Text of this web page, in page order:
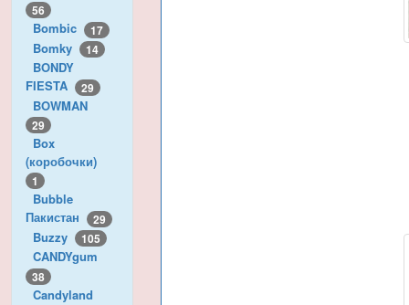
56
Bombic 17
Bomky 14
BONDY
FIESTA
29
BOWMAN
29
Box
(коробочки)
1
Bubble
Пакистан
29
Buzzy 105
CANDYgum
38
Candyland